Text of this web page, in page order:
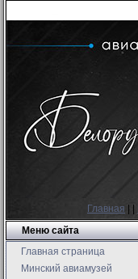
Главная
Меню сайта
Главная страница
Минский авиамузей